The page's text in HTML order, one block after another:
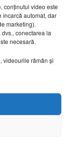
conținutul video este
încarcă automat, dar
marketing).
conectarea la
necesară.
videourile rămân și
43